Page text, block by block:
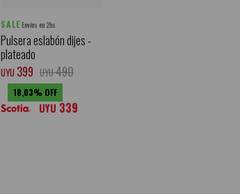
SALE Envíos en 2hs
Pulsera eslabón dijes -
plateado
UYU 399 UYU490
18,03
UYU 339